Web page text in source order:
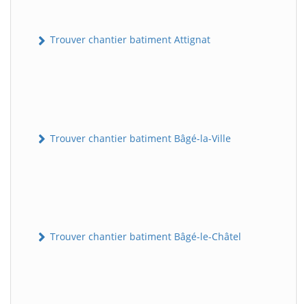
Trouver chantier batiment Attignat
Trouver chantier batiment Bâgé-la-Ville
Trouver chantier batiment Bâgé-le-Châtel